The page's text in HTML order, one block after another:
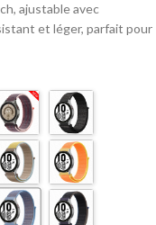
ajustable avec
et léger, parfait pour